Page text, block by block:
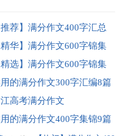
推荐】满分作文400字汇总
精华】满分作文600字锦集
精选】满分作文600字锦集
的满分作文300字汇编8篇
高考满分作文
的满分作文400字集锦9篇